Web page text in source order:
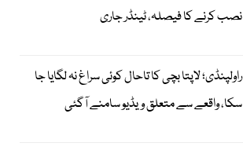
نصب کرنے کا فیصلہ، ٹینڈر جاری
راولپنڈی؛ لاپتا بچی کا تاحال کوئی سراغ نہ لگایا جا
سکا، واقعے سے متعلق ویڈیو سامنے آگئی